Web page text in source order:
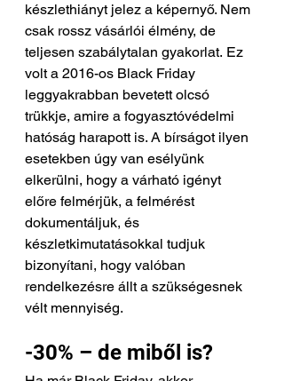
készlethiányt jelez a képernyő. Nem
csak rossz vásárlói élmény, de
teljesen szabálytalan gyakorlat. Ez
volt a 2016-os Black Friday
leggyakrabban bevetett olcsó
trükkje, amire a fogyasztóvédelmi
hatóság harapott is. A bírságot ilyen
esetekben úgy van esélyünk
elkerülni, hogy a várható igényt
előre felmérjük, a felmérést
dokumentáljuk, és
készletkimutatásokkal tudjuk
bizonyítani, hogy valóban
rendelkezésre állt a szükségesnek
vélt mennyiség.
-30% – de miből is?